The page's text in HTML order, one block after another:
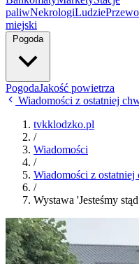
paliwNekrologiLudzie
miejski
Pogoda
PogodaJakość powietrza
Wiadomości z ostatniej
tvkklodzko.pl
/
Wiadomości
/
Wiadomości z
/
Wystawa 'Jesteśmy